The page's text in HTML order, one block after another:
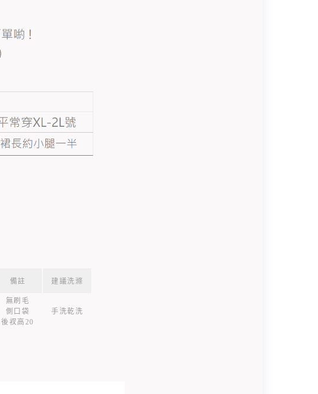
備註 建議洗滌
無刷毛
側口袋
後衩高20
手洗乾洗